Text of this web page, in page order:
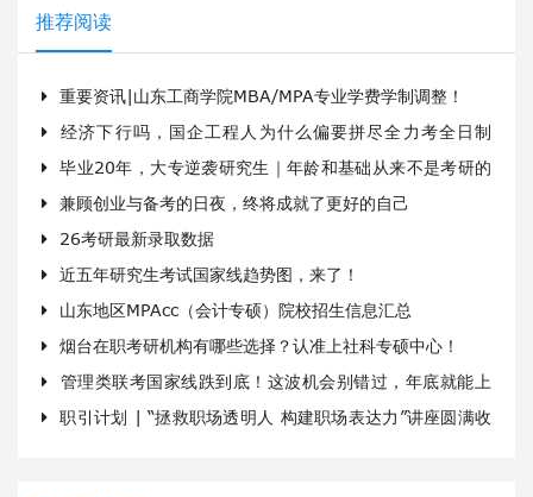
推荐阅读
重要资讯|山东工商学院MBA/MPA专业学费学制调整！
经济下行吗，国企工程人为什么偏要拼尽全力考全日制
MBA？
毕业20年，大专逆袭研究生｜年龄和基础从来不是考研的
限制兼顾创业与备考的日夜，终将成就了更好的自己
26考研最新录取数据
近五年研究生考试国家线趋势图，来了！
山东地区MPAcc（会计专硕）院校招生信息汇总
烟台在职考研机构有哪些选择？认准上社科专硕中心！
管理类联考国家线跌到底！这波机会别错过，年底就能上
岸 职引计划 | “拯救职场透明人 构建职场表达力”讲座圆满收